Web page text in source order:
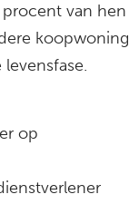
van hen
koopwoning
op